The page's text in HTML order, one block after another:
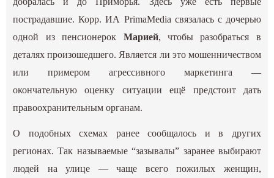
пострадавшие. Корр. ИА PrimaMedia связалась с дочерью
одной из пенсионерок Марией, чтобы разобраться в
деталях произошедшего. Является ли это мошенничеством
или примером агрессивного маркетинга —
окончательную оценку ситуации ещё предстоит дать
правоохранительным органам.
О подобных схемах ранее сообщалось и в других
регионах. Так называемые “зазывалы” заранее выбирают
людей на улице — чаще всего пожилых женщин,